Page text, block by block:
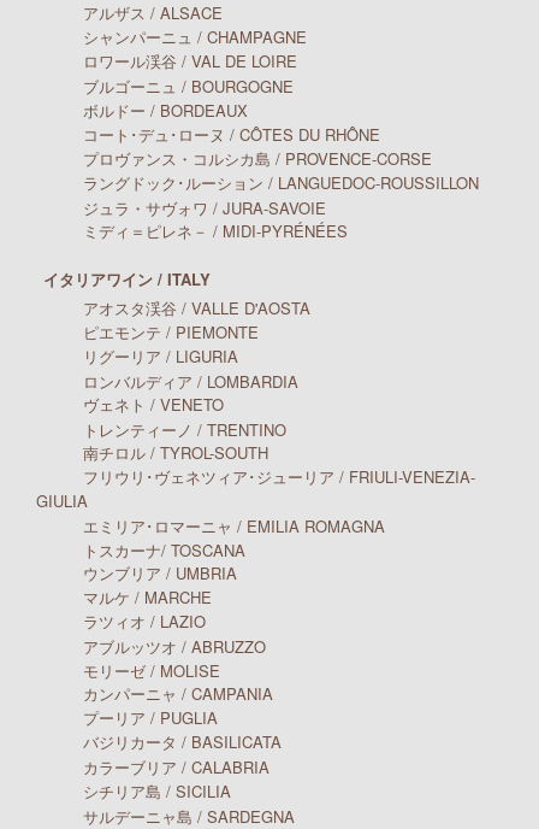
アルザス / ALSACE
シャンパーニュ / CHAMPAGNE
ロワール渓谷 / VAL DE LOIRE
ブルゴーニュ / BOURGOGNE
ボルドー / BORDEAUX
コート･デュ･ローヌ / CÔTES DU RHÔNE
プロヴァンス・コルシカ島 / PROVENCE-CORSE
ラングドック･ルーション / LANGUEDOC-ROUSSILLON
ジュラ・サヴォワ / JURA-SAVOIE
ミディ＝ピレネ－ / MIDI-PYRÉNÉES
イタリアワイン / ITALY
アオスタ渓谷 / VALLE D'AOSTA
ピエモンテ / PIEMONTE
リグーリア / LIGURIA
ロンバルディア / LOMBARDIA
ヴェネト / VENETO
トレンティーノ / TRENTINO
南チロル / TYROL-SOUTH
フリウリ･ヴェネツィア･ジューリア / FRIULI-VENEZIA-
GIULIA
エミリア･ロマーニャ / EMILIA ROMAGNA
トスカーナ/ TOSCANA
ウンブリア / UMBRIA
マルケ / MARCHE
ラツィオ / LAZIO
アブルッツオ / ABRUZZO
モリーゼ / MOLISE
カンパーニャ / CAMPANIA
プーリア / PUGLIA
バジリカータ / BASILICATA
カラーブリア / CALABRIA
シチリア島 / SICILIA
サルデーニャ島 / SARDEGNA